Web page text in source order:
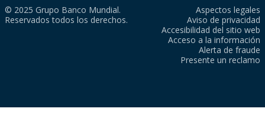
© 2025 Grupo Banco Mundial.
Reservados todos los derechos.
Aspectos legales
Aviso de privacidad
Accesibilidad del sitio web
Acceso a la información
Alerta de fraude
Presente un reclamo